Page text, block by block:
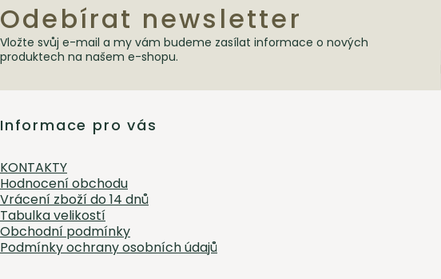
Zápatí
Informace pro vás
KONTAKTY
Hodnocení obchodu
Vrácení zboží do 14 dnů
Tabulka velikostí
Obchodní podmínky
Podmínky ochrany osobních údajů
Odebírat newsletter
Vložte svůj e-mail a my vám budeme zasílat informace o nových
produktech na našem e-shopu.